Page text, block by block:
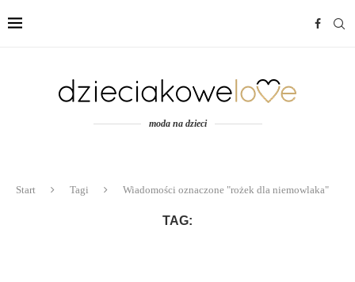
moda na dzieci
Start Tagi Wiadomości oznaczone "rożek dla niemowlaka"
TAG: